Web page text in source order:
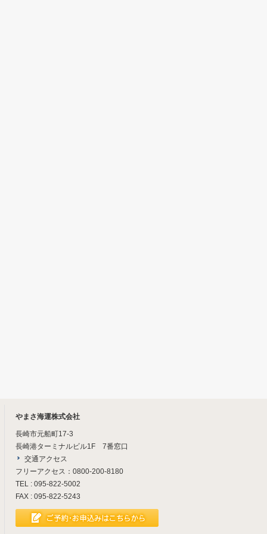
やまさ海運株式会社
長崎市元船町17-3
長崎港ターミナルビル1F 7番窓口
交通アクセス
フリーアクセス：0800-200-8180
TEL : 095-822-5002
FAX : 095-822-5243